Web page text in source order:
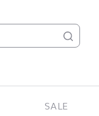
SALE